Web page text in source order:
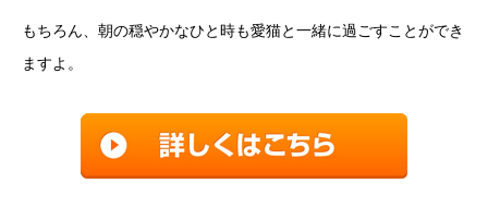
もちろん、朝の穏やかなひと時も愛猫と一緒に過ごすことができ
ますよ。